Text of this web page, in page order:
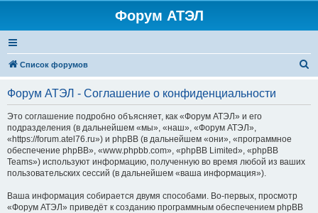
Форум АТЭЛ
Список форумов
Форум АТЭЛ - Соглашение о конфиденциальности
Это соглашение подробно объясняет, как «Форум АТЭЛ» и его
подразделения (в дальнейшем «мы», «наш», «Форум АТЭЛ»,
«https://forum.atel76.ru») и phpBB (в дальнейшем «они», «программное
обеспечение phpBB», «www.phpbb.com», «phpBB Limited», «phpBB
Teams») используют информацию, полученную во время любой из ваших
пользовательских сессий (в дальнейшем «ваша информация»).
Ваша информация собирается двумя способами. Во-первых, просмотр
«Форум АТЭЛ» приведёт к созданию программным обеспечением phpBB